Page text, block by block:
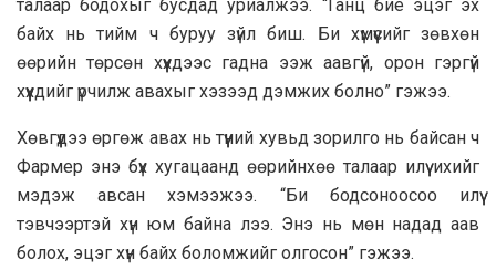
талаар бодохыг бусдад уриалжээ. “Ганц бие эцэг эх
байх нь тийм ч буруу зүйл биш. Би хүмүүсийг зөвхөн
өөрийн төрсөн хүүхдээс гадна ээж аавгүй, орон гэргүй
хүүхдийг үрчилж авахыг хэзээд дэмжих болно” гэжээ.
Хөвгүүдээ өргөж авах нь түүний хувьд зорилго нь байсан ч
Фармер энэ бүх хугацаанд өөрийнхөө талаар илүү ихийг
мэдэж авсан хэмээжээ. “Би бодсоноосоо илүү
тэвчээртэй хүн юм байна лээ. Энэ нь мөн надад аав
болох, эцэг хүн байх боломжийг олгосон” гэжээ.